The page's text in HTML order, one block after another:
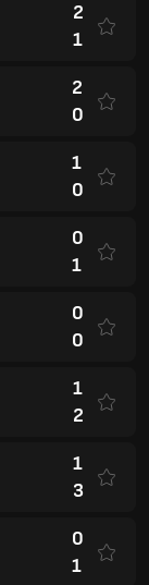
2
1
2
0
1
0
0
1
0
0
1
2
1
3
0
1